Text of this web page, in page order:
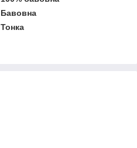
Бавовна
Тонка